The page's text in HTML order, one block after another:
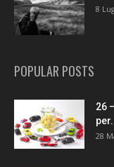
8
POPULAR POSTS
26
28